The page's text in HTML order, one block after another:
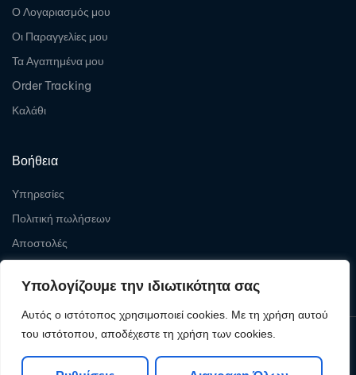
Υπολογίζουμε την ιδιωτικότητα σας
Αυτός ο ιστότοπος χρησιμοποιεί cookies. Με τη χρήση αυτού
του ιστότοπου, αποδέχεστε τη χρήση των cookies.
Ο Λογαριασμός μου
Οι Παραγγελίες μου
Τα Αγαπημένα μου
Order Tracking
Καλάθι
Βοήθεια
Υπηρεσίες
Πολιτική πωλήσεων
Αποστολές
Copyright © 2026Levelcom| Powered by Levelcom